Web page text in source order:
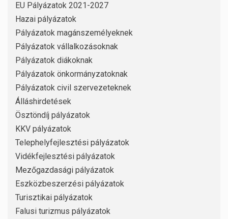
EU Pályázatok 2021-2027
Hazai pályázatok
Pályázatok magánszemélyeknek
Pályázatok vállalkozásoknak
Pályázatok diákoknak
Pályázatok önkormányzatoknak
Pályázatok civil szervezeteknek
Álláshirdetések
Ösztöndíj pályázatok
KKV pályázatok
Telephelyfejlesztési pályázatok
Vidékfejlesztési pályázatok
Mezőgazdasági pályázatok
Eszközbeszerzési pályázatok
Turisztikai pályázatok
Falusi turizmus pályázatok